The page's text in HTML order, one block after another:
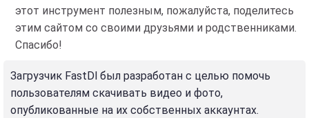
этот инструмент полезным, пожалуйста, поделитесь
этим сайтом со своими друзьями и родственниками.
Спасибо!
Загрузчик FastDl был разработан с целью помочь
пользователям скачивать видео и фото,
опубликованные на их собственных аккаунтах.